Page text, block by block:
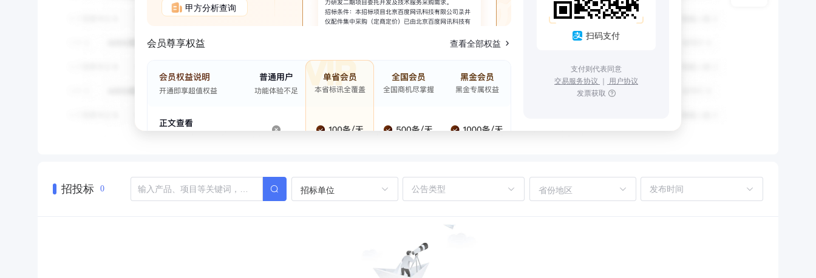
甲方分析查询
会员尊享权益 查看全部权益
扫码支付
支付则代表同意
交易服务协议 ｜ 用户协议
发票获取
招投标 0 招标单位 省份地区